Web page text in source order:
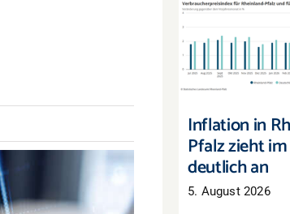
Inflation in
Pfalz zieht
Inflation in
Pfalz zieht im
deutlich an
5. August 2026